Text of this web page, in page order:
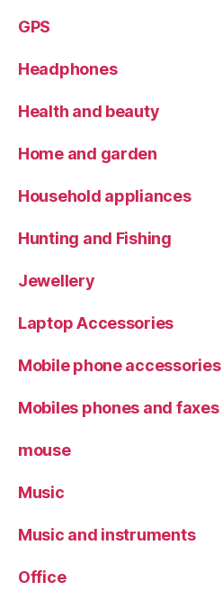
GPS
Headphones
Health and beauty
Home and garden
Household appliances
Hunting and Fishing
Jewellery
Laptop Accessories
Mobile phone accessories
Mobiles phones and faxes
mouse
Music
Music and instruments
Office